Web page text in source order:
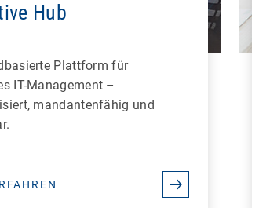
Hub
Plattform für
IT-Management –
mandantenfähig und